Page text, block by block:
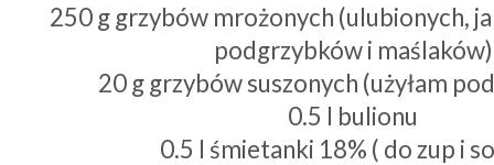
250 g grzybów mrożonych (ulubionych, ja
podgrzybków i maślaków)
20 g grzybów suszonych (użyłam
0.5 l bulionu
0.5 l śmietanki 18% ( do zup i